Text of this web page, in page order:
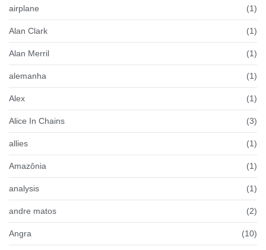
airplane (1)
Alan Clark (1)
Alan Merril (1)
alemanha (1)
Alex (1)
Alice In Chains (3)
allies (1)
Amazônia (1)
analysis (1)
andre matos (2)
Angra (10)